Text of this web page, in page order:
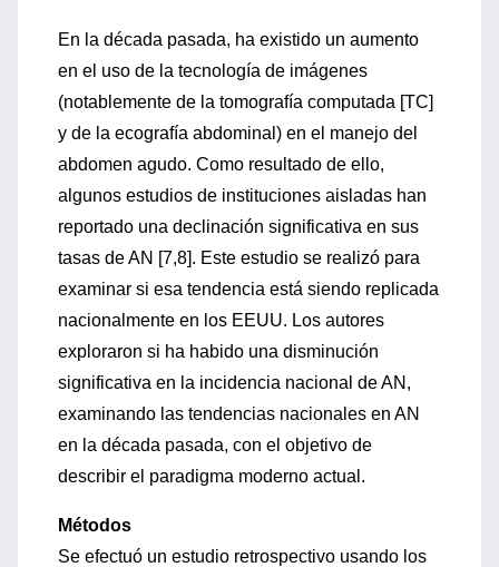
En la década pasada, ha existido un aumento
en el uso de la tecnología de imágenes
(notablemente de la tomografía computada [TC]
y de la ecografía abdominal) en el manejo del
abdomen agudo. Como resultado de ello,
algunos estudios de instituciones aisladas han
reportado una declinación significativa en sus
tasas de AN [7,8]. Este estudio se realizó para
examinar si esa tendencia está siendo replicada
nacionalmente en los EEUU. Los autores
exploraron si ha habido una disminución
significativa en la incidencia nacional de AN,
examinando las tendencias nacionales en AN
en la década pasada, con el objetivo de
describir el paradigma moderno actual.
Métodos
Se efectuó un estudio retrospectivo usando los